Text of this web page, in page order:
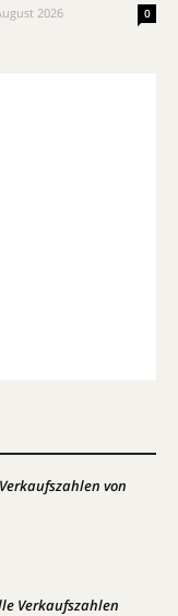
2026 0
von
Verkaufszahlen